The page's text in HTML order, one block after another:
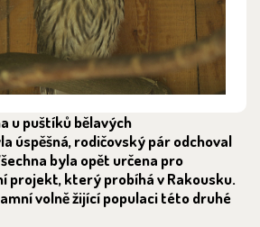
u puštíků bělavých
úspěšná, rodičovský pár odchoval
byla opět určena pro
projekt, který probíhá v Rakousku.
volně žijící populaci této druhé